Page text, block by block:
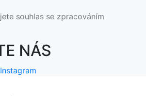
souhlas se zpracováním
NÁS